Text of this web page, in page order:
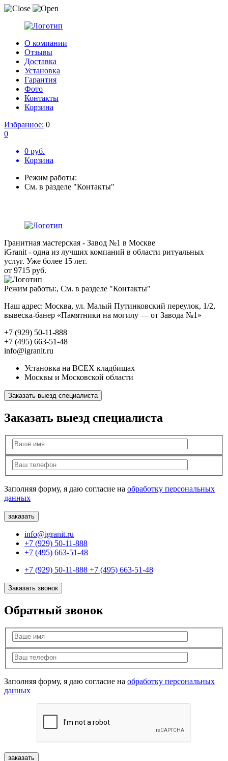
О компании
Отзывы
Доставка
Установка
Гарантия
Фото
Контакты
Корзина
Избранное: 0
0
0 руб.
Корзина
Режим работы:
См. в разделе "Контакты"
Гранитная мастерская - Завод №1 в Москве
iGranit - одна из лучших компаний в области ритуальных
услуг. Уже более 15 лет.
от 9715 руб.
Режим работы:, См. в разделе "Контакты"
Наш адрес: Москва, ул. Малый Путинковский переулок, 1/2,
вывеска-банер «Памятники на могилу — от Завода №1»
+7 (929) 50-11-888
+7 (495) 663-51-48
info@igranit.ru
Установка на ВСЕХ кладбищах
Москвы и Московской области
Заказать выезд специалиста
Заказать выезд специалиста
Заполняя форму, я даю согласие на обработку персональных
данных
info@igranit.ru
+7 (929) 50-11-888
+7 (495) 663-51-48
+7 (929) 50-11-888 +7 (495) 663-51-48
Заказать звонок
Обратный звонок
Заполняя форму, я даю согласие на обработку персональных
данных